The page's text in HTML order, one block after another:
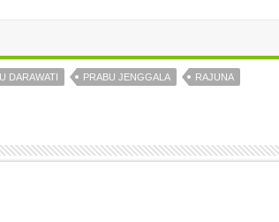
DARAWATI PRABU JENGGALA
RAJUNA